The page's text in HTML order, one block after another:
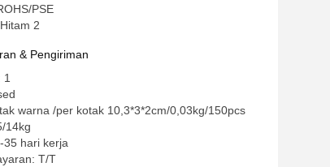
PSE
2
& Pengiriman
warna /per kotak 10,3*3*2cm/0,03kg/150pcs
14kg
35 hari kerja
T/T